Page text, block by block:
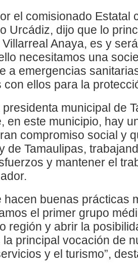
el comisionado Estatal
Urcádiz, dijo que lo
Anaya, es y
necesitamos una
a emergencias
con ellos para la
municipal de
en este municipio, hay
compromiso social y
de Tamaulipas,
y mantener el
hacen buenas prácticas
el primer grupo
región y abrir la
principal vocación de
y el turismo”,